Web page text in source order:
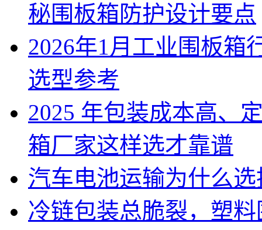
秘围板箱防护设计要点
2026年1月工业围板箱
选型参考
2025 年包装成本高、
箱厂家这样选才靠谱
汽车电池运输为什么
冷链包装总脆裂，塑